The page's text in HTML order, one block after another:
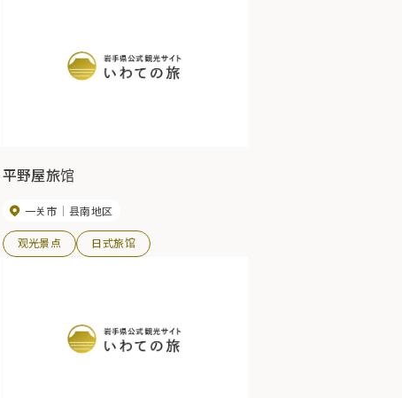
平野屋旅馆
一关市 县南地区
观光景点 日式旅馆